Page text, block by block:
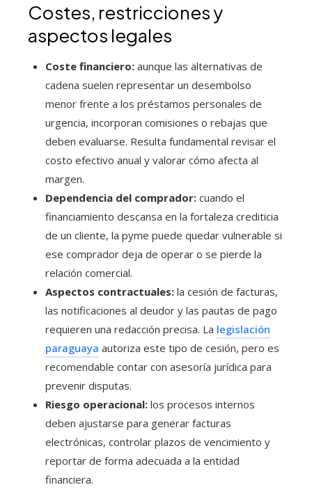
Costes, restricciones y
aspectos legales
Coste financiero: aunque las alternativas de
cadena suelen representar un desembolso
menor frente a los préstamos personales de
urgencia, incorporan comisiones o rebajas que
deben evaluarse. Resulta fundamental revisar el
costo efectivo anual y valorar cómo afecta al
margen.
Dependencia del comprador: cuando el
financiamiento descansa en la fortaleza crediticia
de un cliente, la pyme puede quedar vulnerable si
ese comprador deja de operar o se pierde la
relación comercial.
Aspectos contractuales: la cesión de facturas,
las notificaciones al deudor y las pautas de pago
requieren una redacción precisa. La legislación
paraguaya autoriza este tipo de cesión, pero es
recomendable contar con asesoría jurídica para
prevenir disputas.
Riesgo operacional: los procesos internos
deben ajustarse para generar facturas
electrónicas, controlar plazos de vencimiento y
reportar de forma adecuada a la entidad
financiera.